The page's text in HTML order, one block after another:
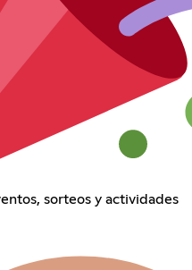
sorteos y actividades